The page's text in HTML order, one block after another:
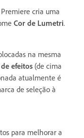
cria uma
Cor de Lumetri.
na mesma
efeitos(de cima
atualmente é
de seleção à
para melhorar a